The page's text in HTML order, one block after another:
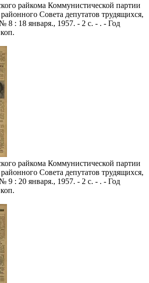
райкома Коммунистической партии
Совета депутатов трудящихся,
8 : 18 января., 1957. - 2 с. - . - Год
райкома Коммунистической партии
Совета депутатов трудящихся,
9 : 20 января., 1957. - 2 с. - . - Год